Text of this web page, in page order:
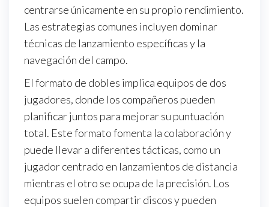
centrarse únicamente en su propio rendimiento.
Las estrategias comunes incluyen dominar
técnicas de lanzamiento específicas y la
navegación del campo.
El formato de dobles implica equipos de dos
jugadores, donde los compañeros pueden
planificar juntos para mejorar su puntuación
total. Este formato fomenta la colaboración y
puede llevar a diferentes tácticas, como un
jugador centrado en lanzamientos de distancia
mientras el otro se ocupa de la precisión. Los
equipos suelen compartir discos y pueden